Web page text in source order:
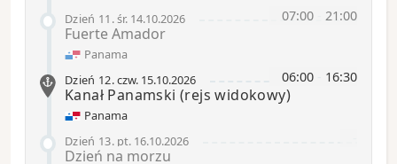
07:00 21:00
Dzień 11 .śr.14.10.2026
Fuerte Amador
Panama
06:00 16:30
Dzień 12.czw.15.10.2026
Kanał Panamski(rejs widokowy)
Panama
Dzień 13. pt.16.10.2026
Dzień na morzu